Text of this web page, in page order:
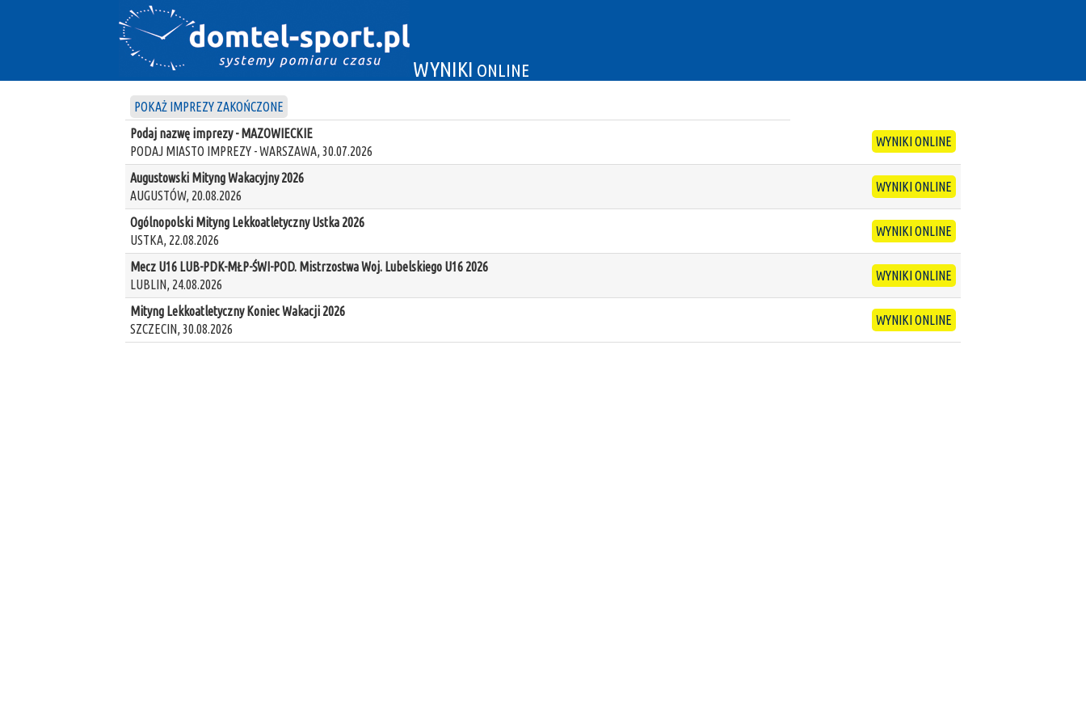
WYNIKI ONLINE
POKAŻ IMPREZY ZAKOŃCZONE
Podaj nazwę imprezy - MAZOWIECKIE
PODAJ MIASTO IMPREZY - WARSZAWA, 30.07.2026
WYNIKI ONLINE
Augustowski Mityng Wakacyjny 2026
AUGUSTÓW, 20.08.2026
WYNIKI ONLINE
Ogólnopolski Mityng Lekkoatletyczny Ustka 2026
USTKA, 22.08.2026
WYNIKI ONLINE
Mecz U16 LUB-PDK-MŁP-ŚWI-POD. Mistrzostwa Woj. Lubelskiego U16 2026
LUBLIN, 24.08.2026
WYNIKI ONLINE
Mityng Lekkoatletyczny Koniec Wakacji 2026
SZCZECIN, 30.08.2026
WYNIKI ONLINE